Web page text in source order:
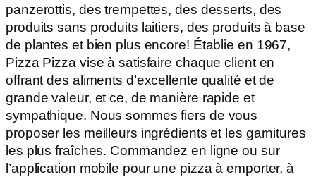
panzerottis, des trempettes, des desserts, des
produits sans produits laitiers, des produits à base
de plantes et bien plus encore! Établie en 1967,
Pizza Pizza vise à satisfaire chaque client en
offrant des aliments d’excellente qualité et de
grande valeur, et ce, de manière rapide et
sympathique. Nous sommes fiers de vous
proposer les meilleurs ingrédients et les garnitures
les plus fraîches. Commandez en ligne ou sur
l’application mobile pour une pizza à emporter, à